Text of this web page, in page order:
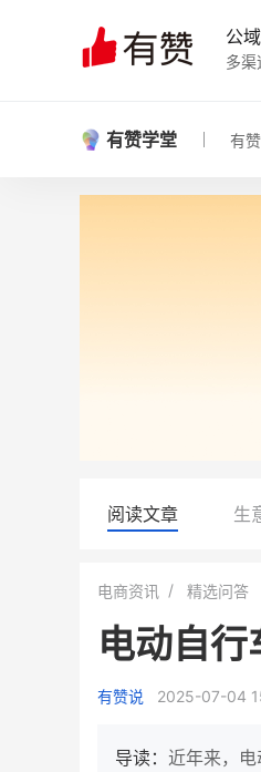
公
多渠
有赞学堂 有
阅读文章 生
电商资讯 精选问答
电动自
有赞说 2025-07-04
导读： 近年来，
龙贝莱商城
万
200 %
这家女装连锁如何借有赞破局新